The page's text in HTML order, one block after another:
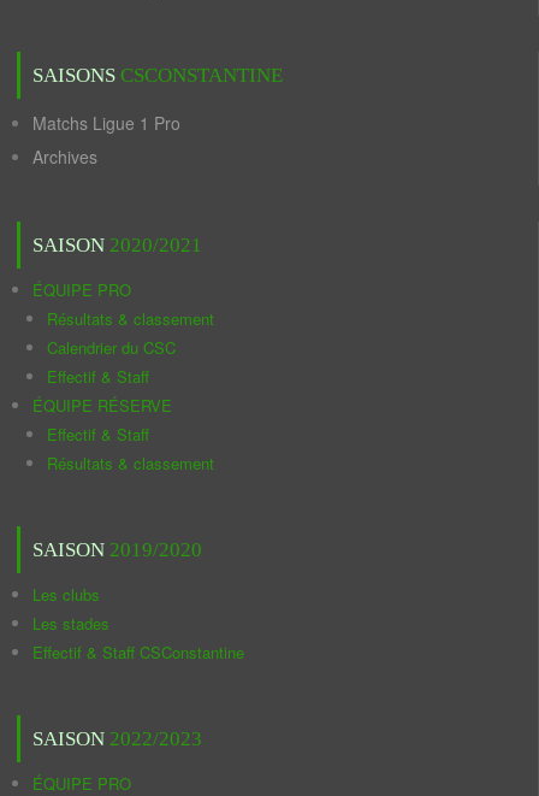
SAISONS CSCONSTANTINE
Matchs Ligue 1 Pro
Archives
SAISON 2020/2021
ÉQUIPE PRO
Résultats & classement
Calendrier du CSC
Effectif & Staff
ÉQUIPE RÉSERVE
Effectif & Staff
Résultats & classement
SAISON 2019/2020
Les clubs
Les stades
Effectif & Staff CSConstantine
SAISON 2022/2023
ÉQUIPE PRO